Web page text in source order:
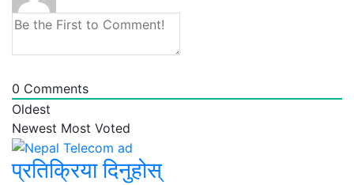
0 Comments
Oldest
Newest Most Voted
प्रतिक्रिया दिनुहोस्